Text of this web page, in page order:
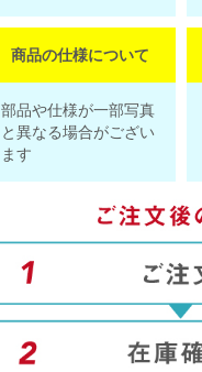
商品の仕様について
部品や仕様が一部写真
と異なる場合がござい
ます